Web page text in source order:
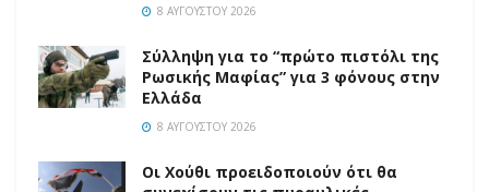
8 ΑΥΓΟΎΣΤΟΥ 2026
Σύλληψη για το “πρώτο πιστόλι της
Ρωσικής Μαφίας” για 3 φόνους στην
Ελλάδα
8 ΑΥΓΟΎΣΤΟΥ 2026
Οι Χούθι προειδοποιούν ότι θα